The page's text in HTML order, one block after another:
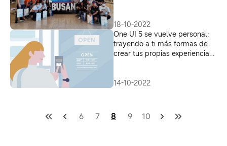
18-10-2022
One UI 5 se vuelve personal:
trayendo a ti más formas de
crear tus propias experiencias
14-10-2022
6 7 8 9 10